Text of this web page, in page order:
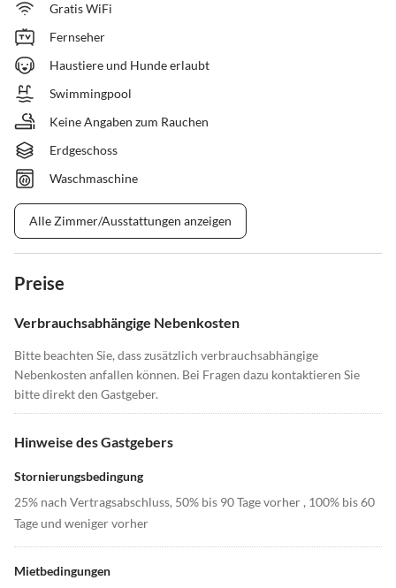
Gratis WiFi
Fernseher
Haustiere und Hunde erlaubt
Swimmingpool
Keine Angaben zum Rauchen
Erdgeschoss
Waschmaschine
Alle Zimmer/Ausstattungen anzeigen
Preise
Verbrauchsabhängige Nebenkosten
Bitte beachten Sie, dass zusätzlich verbrauchsabhängige
Nebenkosten anfallen können. Bei Fragen dazu kontaktieren Sie
bitte direkt den Gastgeber.
Hinweise des Gastgebers
Stornierungsbedingung
25% nach Vertragsabschluss, 50% bis 90 Tage vorher , 100% bis 60
Tage und weniger vorher
Mietbedingungen